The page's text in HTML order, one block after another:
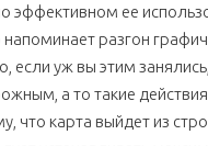
эффективном ее
напоминает разгон
если уж вы этим
а то такие
что карта выйдет из